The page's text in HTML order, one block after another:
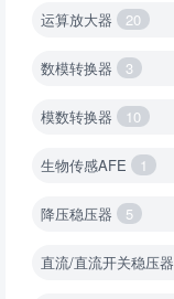
运算放大器 20
数模转换器 3
模数转换器 10
生物传感AFE 1
降压稳压器 5
直流/直流开关稳压器